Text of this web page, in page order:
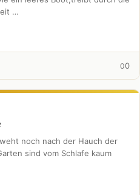
…
00
noch nach der Hauch der
sind vom Schlafe kaum